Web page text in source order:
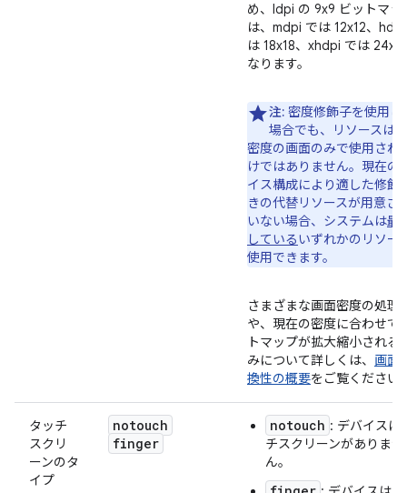
め、ldpi の 9x9 ビットマッ
は、mdpi では 12x12、
は 18x18、xhdpi では
なります。
注: 密度修飾子を使用し
場合でも、リソースは
密度の画面のみで使用され
けではありません。 現在の
イス構成により適した修飾
きの代替リソースが用意さ
いない場合、システムは最
しているいずれかのリソー
使用できます。
さまざまな画面密度の処理
や、現在の密度に合わせて
トマップが拡大縮小される
みについて詳しくは、 画面
換性の概要をご覧ください
タッチ
スクリ
ーンのタ
イプ
notouch
finger
notouch : デバイスに
チスクリーンがありませ
ん。